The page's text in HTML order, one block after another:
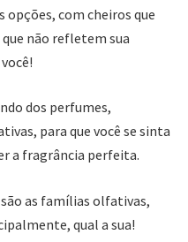
com cheiros que
não refletem sua
dos perfumes,
para que você se sinta
a fragrância perfeita.
as famílias olfativas,
qual a sua!